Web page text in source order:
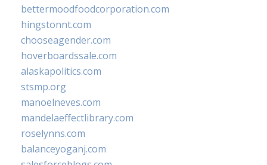
bettermoodfoodcorporation.com
hingstonnt.com
chooseagender.com
hoverboardssale.com
alaskapolitics.com
stsmp.org
manoelneves.com
mandelaeffectlibrary.com
roselynns.com
balanceyoganj.com